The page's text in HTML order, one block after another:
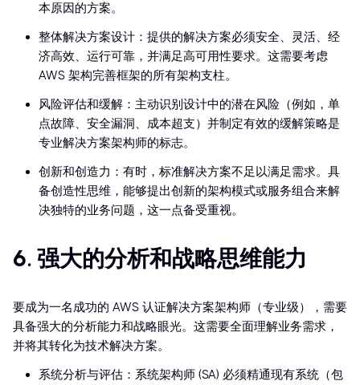
本原因的方案。
整体解决方案设计：提供的解决方案必须安全、灵活、经
济高效、运行可靠，并满足高可用性要求。这需要考虑
AWS 架构完善框架的所有架构支柱。
风险评估和缓解：主动识别设计中的潜在风险（例如，单
点故障、安全漏洞、成本超支）并制定有效的缓解策略是
专业解决方案架构师的标志。
创新和创造力：有时，标准解决方案不足以满足需求。具
备创造性思维，能够提出创新的架构模式或服务组合来解
决独特的业务问题，这一点备受重视。
6. 强大的分析和战略思维能力
要成为一名成功的 AWS 认证解决方案架构师（专业级），需要
具备强大的分析能力和战略眼光。这需要全面理解业务需求，
并将其转化为技术解决方案。
系统分析与评估：系统架构师 (SA) 必须精通现有系统（包